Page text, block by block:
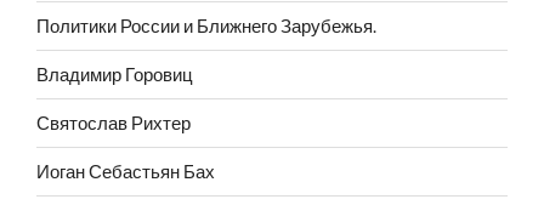
Политики России и Ближнего Зарубежья.
Владимир Горовиц
Святослав Рихтер
Иоган Себастьян Бах